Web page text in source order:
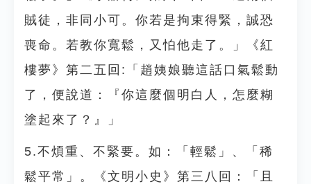
賊徒，非同小可。你若是拘束得緊，誠恐
喪命。若教你寬鬆，又怕他走了。」《紅
樓夢》第二五回:「趙姨娘聽這話口氣鬆動
了，便說道：『你這麼個明白人，怎麼糊
塗起來了？』」
5.不煩重、不緊要。如：「輕鬆」、「稀
鬆平常」。《文明小史》第三八回：「且